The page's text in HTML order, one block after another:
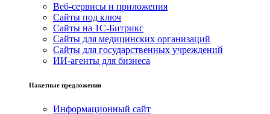
Веб-сервисы и приложения
Сайты под ключ
Сайты на 1С-Битрикс
Сайты для медицинских организаций
Сайты для государственных учреждений
ИИ‑агенты для бизнеса
Пакетные предложения
Информационный сайт